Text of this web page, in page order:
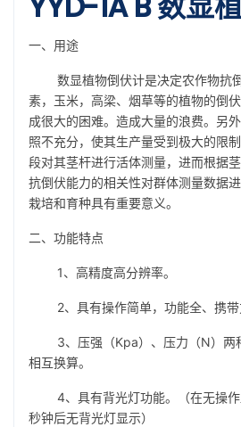
一、用途
数显植物倒伏计是决定农作物抗
素，玉米，高梁、烟草等的植物的倒
成很大的困难。造成大量的浪费。另
照不充分，使其生产量受到极大的限
段对其茎杆进行活体测量，进而根据
抗倒伏能力的相关性对群体测量数据
栽培和育种具有重要意义。
二、功能特点
1、高精度高分辨率。
2、具有操作简单，功能全、携带
3、压强（Kpa）、压力（N）两种
相互换算。
4、具有背光灯功能。（在无操作
秒钟后无背光灯显示）